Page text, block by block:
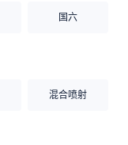
国六
混合喷射